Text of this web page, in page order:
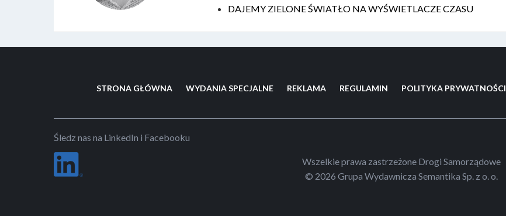
DAJEMY ZIELONE ŚWIATŁO NA WYŚWIETLACZE CZASU
STRONA GŁÓWNA WYDANIA SPECJALNE REKLAMA REGULAMIN POLITYKA PRYWATNOŚCI
Śledz nas na LinkedIn i Facebooku
Wszelkie prawa zastrzeżone Drogi Samorządowe
© 2026 Grupa Wydawnicza Semantika Sp. z o. o.